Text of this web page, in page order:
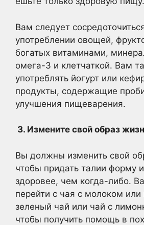
Вам следует
употреблении овощей,
богатых витаминами,
омега-3 и клетчаткой. Вам
употреблять йогурт или
продукты, содержащие
улучшения пищеварения.
3. Измените свой образ
Вы должны изменить свой
чтобы придать талии форму
здоровее, чем когда-либо.
перейти с чая с молоком или
зеленый чай или чай с
чтобы получить помощь в